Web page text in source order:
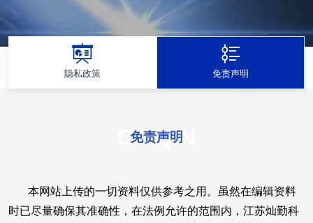
隐私政策 免责声明
CAIQIN
免责声明
本网站上传的一切资料仅供参考之用。虽然在编辑资料
时已尽量确保其准确性，在法例允许的范围内，江苏灿勤科